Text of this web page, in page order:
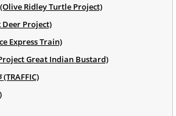
(Olive Ridley Turtle Project)
Deer Project)
Express Train)
(Project Great Indian Bustard)
(TRAFFIC)